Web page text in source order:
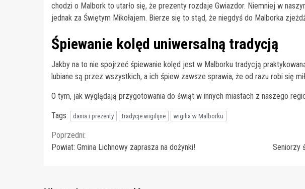
chodzi o Malbork to utarło się, że prezenty rozdaje Gwiazdor. Niemniej w
jednak za Świętym Mikołajem. Bierze się to stąd, że niegdyś do Malborka
Śpiewanie kolęd uniwersalną tradycją
Jakby na to nie spojrzeć śpiewanie kolęd jest w Malborku tradycją
lubiane są przez wszystkich, a ich śpiew zawsze sprawia, że od razu robi się
O tym, jak wyglądają przygotowania do świąt w innych miastach z naszego
Tags: dania i prezenty tradycje wigilijne wigilia w Malborku
Continue
Poprzedni:
Powiat: Gmina Lichnowy zaprasza na dożynki!
Seniorzy